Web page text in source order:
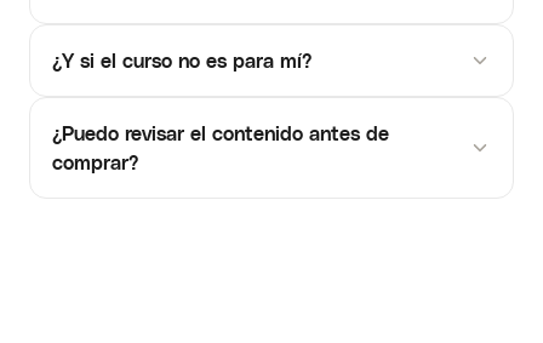
¿Y si el curso no es para mí?
¿Puedo revisar el contenido antes de
comprar?